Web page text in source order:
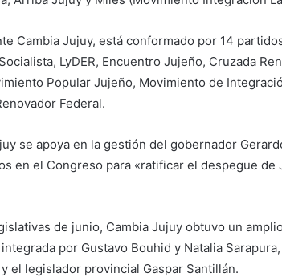
Cambia Jujuy, está conformado por 14
LyDER, Encuentro Jujeño, Cruzada
Popular Jujeño, Movimiento de
Federal.
se apoya en la gestión del gobernador
en el Congreso para «ratificar el despegue de
de junio, Cambia Jujuy obtuvo un
por Gustavo Bouhid y Natalia
el legislador provincial Gaspar Santillán.